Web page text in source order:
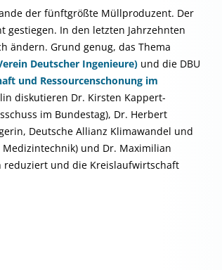
der fünftgrößte Müllproduzent. Der
gestiegen. In den letzten Jahrzehnten
ändern. Grund genug, das Thema
Deutscher Ingenieure) und die DBU
und Ressourcenschonung im
diskutieren Dr. Kirsten Kappert-
im Bundestag), Dr. Herbert
Deutsche Allianz Klimawandel und
Medizintechnik) und Dr. Maximilian
reduziert und die Kreislaufwirtschaft